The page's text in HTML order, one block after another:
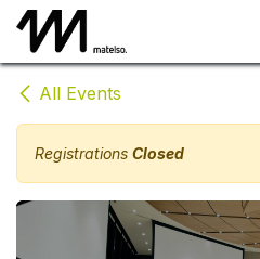
Skip to Content
All Events
Registrations Closed